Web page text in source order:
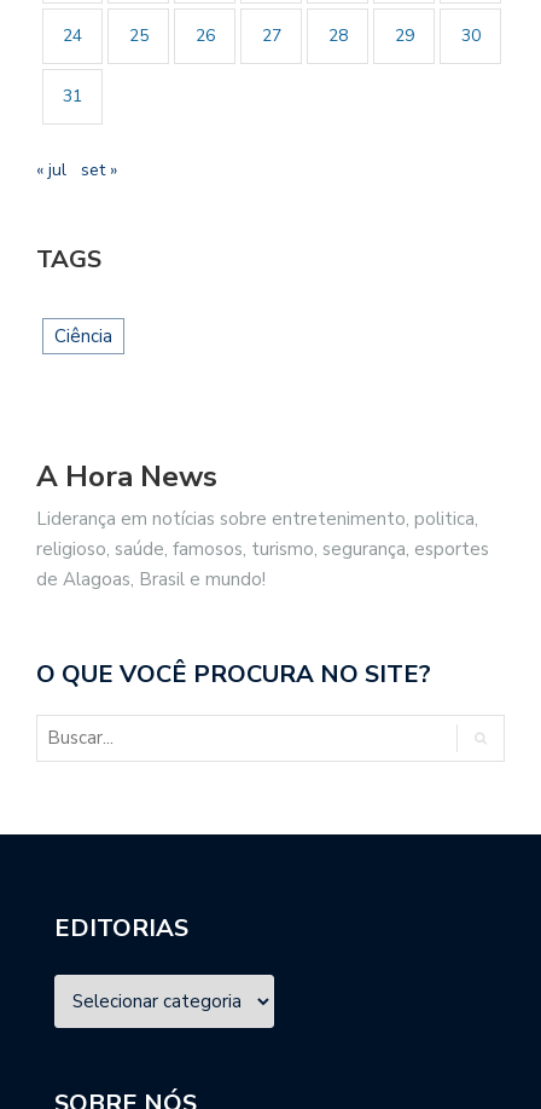
24 25 26 27 28 29 30
31
« jul set »
TAGS
Ciência
A Hora News
Liderança em notícias sobre entretenimento, politica,
religioso, saúde, famosos, turismo, segurança, esportes
de Alagoas, Brasil e mundo!
O QUE VOCÊ PROCURA NO SITE?
EDITORIAS